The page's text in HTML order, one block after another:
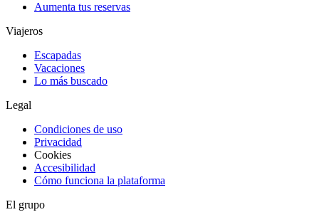
Aumenta tus reservas
Viajeros
Escapadas
Vacaciones
Lo más buscado
Legal
Condiciones de uso
Privacidad
Cookies
Accesibilidad
Cómo funciona la plataforma
El grupo